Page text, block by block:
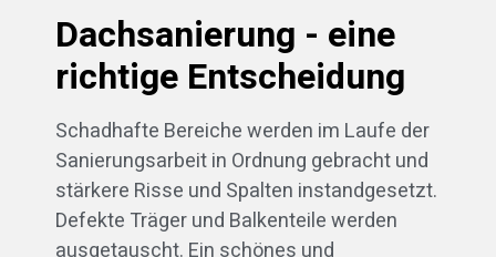
Dachsanierung - eine
richtige Entscheidung
Schadhafte Bereiche werden im Laufe der
Sanierungsarbeit in Ordnung gebracht und
stärkere Risse und Spalten instandgesetzt.
Defekte Träger und Balkenteile werden
ausgetauscht. Ein schönes und